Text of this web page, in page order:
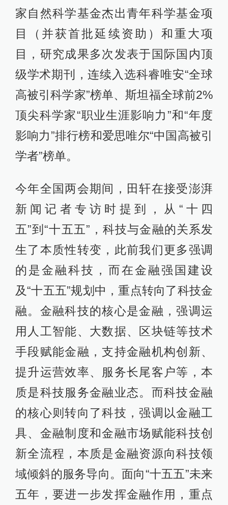
家自然科学基金杰出青年科学基金项
目（并获首批延续资助）和重大项
目，研究成果多次发表于国际国内顶
级学术期刊，连续入选科睿唯安“全球
高被引科学家”榜单、斯坦福全球前2%
顶尖科学家“职业生涯影响力”和“年度
影响力”排行榜和爱思唯尔“中国高被引
学者”榜单。
今年全国两会期间，田轩在接受澎湃
新闻记者专访时提到，从“十四
五”到“十五五”，科技与金融的关系发
生了本质性转变，此前我们更多强调
的是金融科技，而在金融强国建设
及“十五五”规划中，重点转向了科技金
融。金融科技的核心是金融，强调运
用人工智能、大数据、区块链等技术
手段赋能金融，支持金融机构创新、
提升运营效率、服务长尾客户等，本
质是科技服务金融业态。而科技金融
的核心则转向了科技，强调以金融工
具、金融制度和金融市场赋能科技创
新全流程，本质是金融资源向科技领
域倾斜的服务导向。面向“十五五”未来
五年，要进一步发挥金融作用，重点